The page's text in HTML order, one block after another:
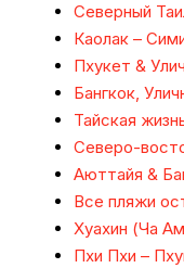
Северный
Каолак –
Пхукет &
Бангкок,
Тайская
Северо-
Аюттайя &
Все пляжи
Хуахин (Ча
Пхи Пхи –